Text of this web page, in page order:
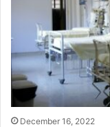
December 16, 2022